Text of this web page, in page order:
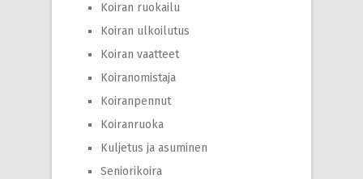
Koiran ruokailu
Koiran ulkoilutus
Koiran vaatteet
Koiranomistaja
Koiranpennut
Koiranruoka
Kuljetus ja asuminen
Seniorikoira